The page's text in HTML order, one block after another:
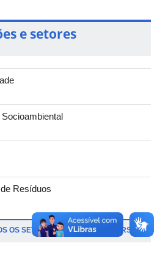
e setores
Resíduos
OS SETORES E DIVISÕES DA DIRSU